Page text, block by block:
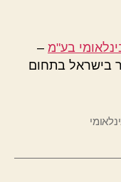
–
בישראל בתחום